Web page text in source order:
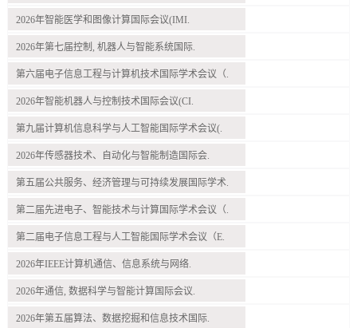
2026年智能医学和图像计算国际会议(IMI.
2026年第七届控制, 机器人与智能系统国际.
第六届电子信息工程与计算机技术国际学术会议（.
2026年智能机器人与控制技术国际会议(CI.
第九届计算机信息科学与人工智能国际学术会议(.
2026年传感器技术、自动化与智能制造国际会.
第五届公共服务、经济管理与可持续发展国际学术.
第二届先进电子、智能技术与计算国际学术会议（.
第二届电子信息工程与人工智能国际学术会议（E.
2026年IEEE计算机通信、信息系统与网络.
2026年通信, 数据科学与智能计算国际会议.
2026年第五届算法、数据挖掘和信息技术国际.